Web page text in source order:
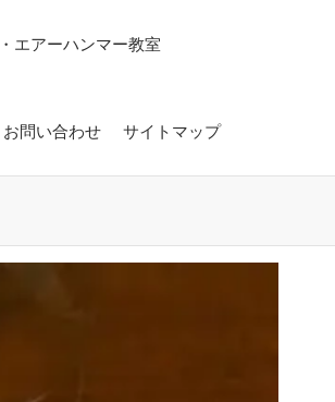
エアーハンマー教室
お問い合わせ サイトマップ